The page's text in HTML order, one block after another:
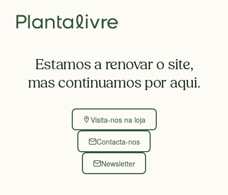
Estamos a renovar o site,
mas continuamos por aqui.
Visita-nos na loja
Contacta-nos
Newsletter